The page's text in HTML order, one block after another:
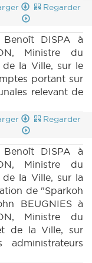
Regarder
DISPA à
Ministre du
la Ville, sur le
portant sur
relevant de
Regarder
DISPA à
Ministre du
la Ville, sur la
de "Sparkoh
BEUGNIES à
Ministre du
de la Ville, sur